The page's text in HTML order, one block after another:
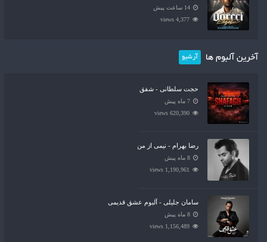
14 ساعت پیش
4,377 views
آخرین آلبوم ها آرشیو
حجت سلطانی - شفق
7 ماه پیش
620,390 views
رضا بهرام - نیمی از من
8 ماه پیش
1,190,961 views
سامان جلیلی - آلبوم عشق قدیمی
8 ماه پیش
1,156,489 views